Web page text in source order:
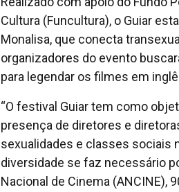
Cultura (Funcultura), o Guiar
Monalisa, que conecta
organizadores do evento
para legendar os filmes em
“O festival Guiar tem como
presença de diretores e
sexualidades e classes sociais
diversidade se faz necessário
Nacional de Cinema (ANCINE),